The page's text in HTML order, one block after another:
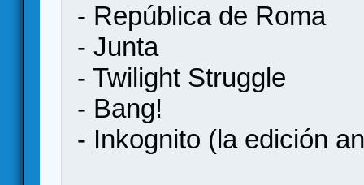
- República de Roma
- Junta
- Twilight Struggle
- Bang!
- Inkognito (la edición